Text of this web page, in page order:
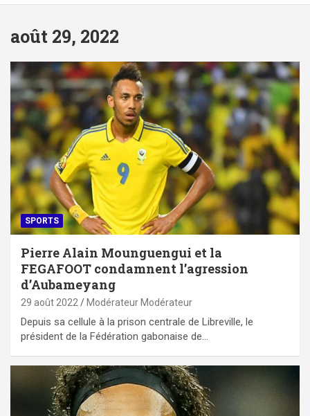
août 29, 2022
SPORTS
Pierre Alain Mounguengui et la
FEGAFOOT condamnent l’agression
d’Aubameyang
29 août 2022 Modérateur Modérateur
Depuis sa cellule à la prison centrale de Libreville, le
président de la Fédération gabonaise de…